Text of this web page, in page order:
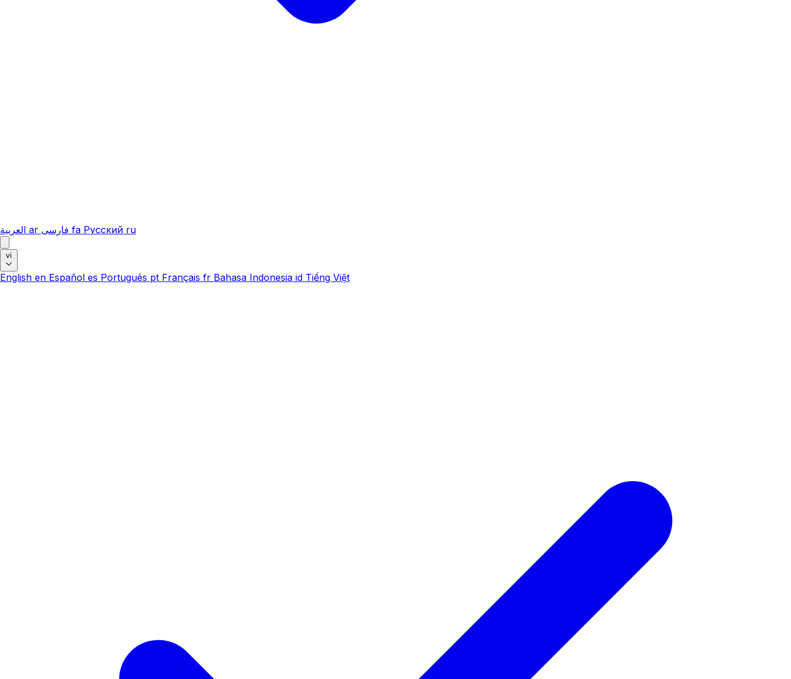
العربية ar فارسی fa Русский ru
vi
English en Español es Português pt Français fr Bahasa Indonesia id Tiếng Việt